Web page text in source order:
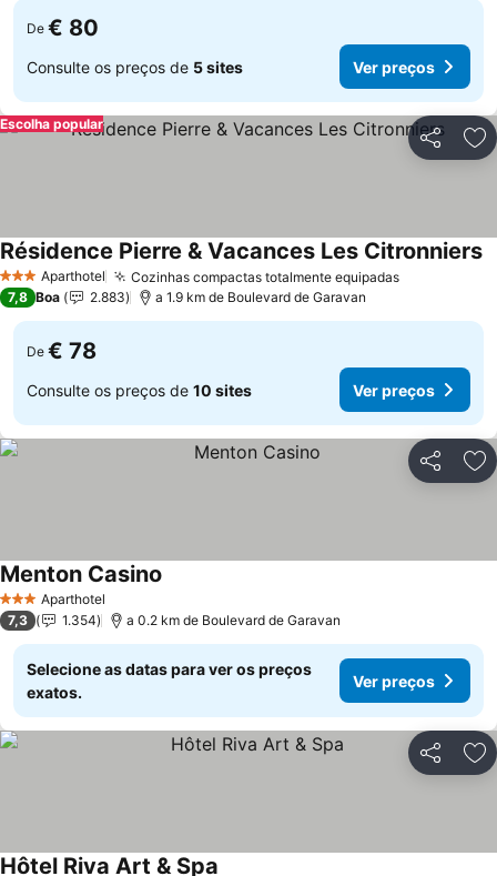
De € 80
Consulte os preços de 5 sites Ver preços
Partilhar
Escolha popular
3 EstrelasAparthotel Cozinhas compactas totalmente equipadas
Résidence Pierre & Vacances Les Citronniers
7,8 Boa 2.883 a 1.9 km de Boulevard de Garavan
De € 78
Consulte os preços de 10 sites Ver preços
Partilhar
3 EstrelasAparthotel
Menton Casino
7,3 1.354 a 0.2 km de Boulevard de Garavan
Selecione as datas para ver os preços
exatos.
Ver preços
Partilhar
Hôtel Riva Art & Spa